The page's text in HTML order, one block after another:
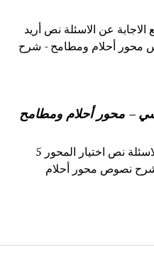
عن الاسئلة نص أريد
المحور 5 الخامس محور أحلام ومطامح - شرح
– محور أحلام ومطامح
شرح نص اختيار مع الاجابة عن الاسئلة نص اختيار المحور 5
نصوص محور أحلام